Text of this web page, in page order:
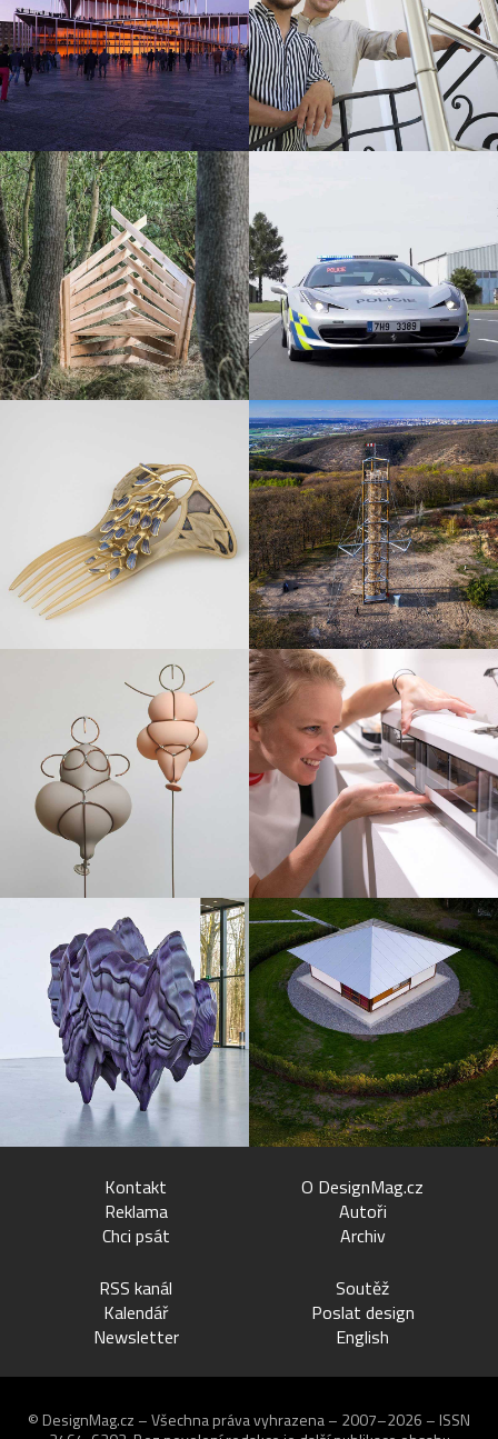
Kontakt
Reklama
Chci psát
O DesignMag.cz
Autoři
Archiv
RSS kanál
Kalendář
Newsletter
Soutěž
Poslat design
English
© DesignMag.cz – Všechna práva vyhrazena – 2007–2026 – ISSN